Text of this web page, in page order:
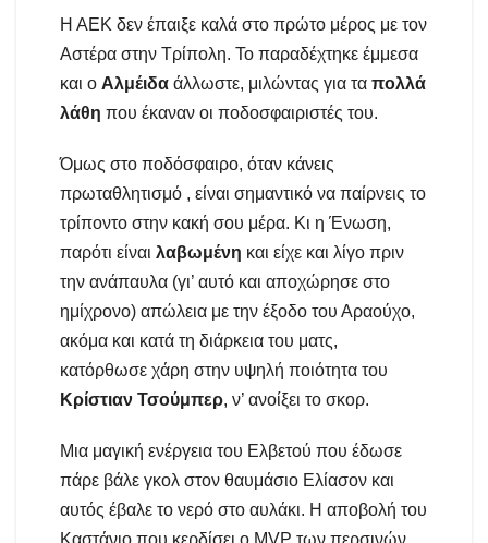
Η ΑΕΚ δεν έπαιξε καλά στο πρώτο μέρος με τον
Αστέρα στην Τρίπολη. Το παραδέχτηκε έμμεσα
και ο Αλμέιδα άλλωστε, μιλώντας για τα πολλά
λάθη που έκαναν οι ποδοσφαιριστές του.
Όμως στο ποδόσφαιρο, όταν κάνεις
πρωταθλητισμό , είναι σημαντικό να παίρνεις το
τρίποντο στην κακή σου μέρα. Κι η Ένωση,
παρότι είναι λαβωμένη και είχε και λίγο πριν
την ανάπαυλα (γι’ αυτό και αποχώρησε στο
ημίχρονο) απώλεια με την έξοδο του Αραούχο,
ακόμα και κατά τη διάρκεια του ματς,
κατόρθωσε χάρη στην υψηλή ποιότητα του
Κρίστιαν Τσούμπερ, ν’ ανοίξει το σκορ.
Μια μαγική ενέργεια του Ελβετού που έδωσε
πάρε βάλε γκολ στον θαυμάσιο Ελίασον και
αυτός έβαλε το νερό στο αυλάκι. Η αποβολή του